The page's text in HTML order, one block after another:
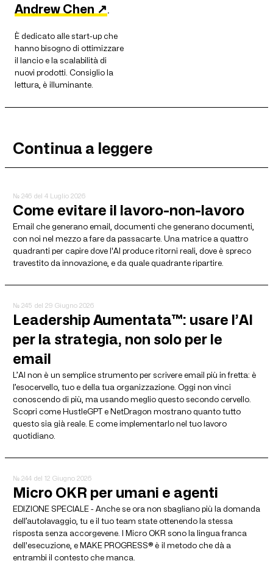
Andrew Chen ↗.
È dedicato alle start-up che
hanno bisogno di ottimizzare
il lancio e la scalabilità di
nuovi prodotti. Consiglio la
lettura, è illuminante.
Continua a leggere
№ 246 del 4 Luglio 2026
Come evitare il lavoro-non-lavoro
Email che generano email, documenti che generano documenti,
con noi nel mezzo a fare da passacarte. Una matrice a quattro
quadranti per capire dove l'AI produce ritorni reali, dove è spreco
travestito da innovazione, e da quale quadrante ripartire.
№ 245 del 29 Giugno 2026
Leadership Aumentata™: usare l’AI
per la strategia, non solo per le
email
L’AI non è un semplice strumento per scrivere email più in fretta: è
l’esocervello, tuo e della tua organizzazione. Oggi non vinci
conoscendo di più, ma usando meglio questo secondo cervello.
Scopri come HustleGPT e NetDragon mostrano quanto tutto
questo sia già reale. E come implementarlo nel tuo lavoro
quotidiano.
№ 244 del 12 Giugno 2026
Micro OKR per umani e agenti
EDIZIONE SPECIALE - Anche se ora non sbagliano più la domanda
dell’autolavaggio, tu e il tuo team state ottenendo la stessa
risposta senza accorgevene. I Micro OKR sono la lingua franca
dell'esecuzione, e MAKE PROGRESS® è il metodo che dà a
entrambi il contesto che manca.